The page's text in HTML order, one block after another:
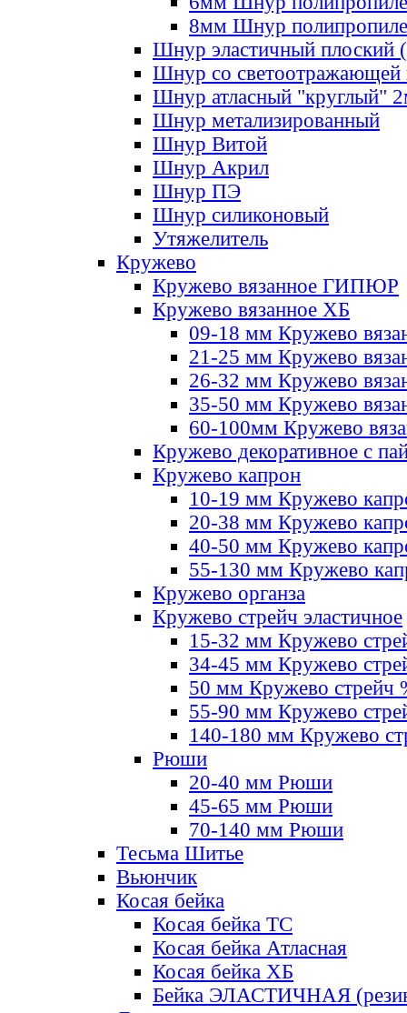
8мм Шнур
Шнур эластичный плоский
Шнур со светоотражающей
Шнур атласный "круглый"
Шнур метализированный
Шнур Витой
Шнур Акрил
Шнур ПЭ
Шнур силиконовый
Утяжелитель
Кружево
Кружево вязанное ГИПЮР
Кружево вязанное ХБ
09-18 мм Кружево
21-25 мм Кружево
26-32 мм Кружево
35-50 мм Кружево
60-100мм Кружево
Кружево декоративное с
Кружево капрон
10-19 мм Кружево
20-38 мм Кружево
40-50 мм Кружево
55-130 мм Кружево
Кружево органза
Кружево стрейч эластичное
15-32 мм Кружево
34-45 мм Кружево
50 мм Кружево стрейч
55-90 мм Кружево
140-180 мм Кружево
Рюши
20-40 мм Рюши
45-65 мм Рюши
70-140 мм Рюши
Тесьма Шитье
Вьюнчик
Косая бейка
Косая бейка ТС
Косая бейка Атласная
Косая бейка ХБ
Бейка ЭЛАСТИЧНАЯ